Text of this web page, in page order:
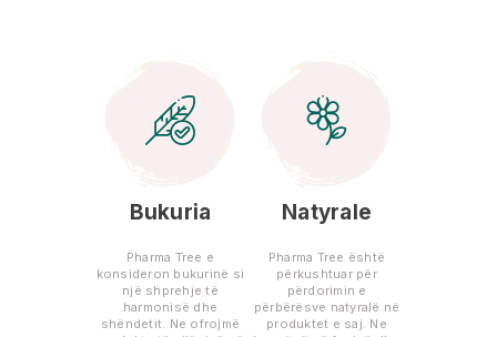
Bukuria
Pharma Tree e
konsideron bukurinë si
një shprehje të
harmonisë dhe
shëndetit. Ne ofrojmë
Natyrale
Pharma Tree është
përkushtuar për
përdorimin e
përbërësve natyralë në
produktet e saj. Ne